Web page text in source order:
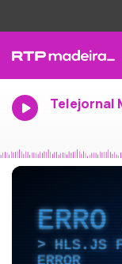
Telejornal
HLS.JS
ERROR